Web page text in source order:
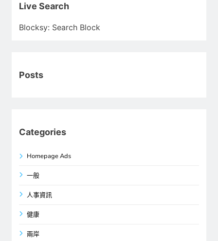
Live Search
Blocksy: Search Block
Posts
Categories
Homepage Ads
一般
人事資訊
健康
兩岸